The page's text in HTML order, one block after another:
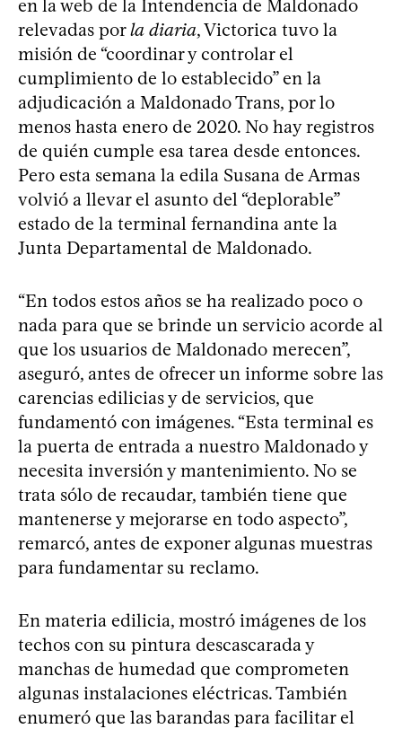
en la web de la Intendencia de Maldonado
relevadas porla diaria, Victorica tuvo la
misión de “coordinar y controlar el
cumplimiento de lo establecido” en la
adjudicación a Maldonado Trans, por lo
menos hasta enero de 2020. No hay registros
de quién cumple esa tarea desde entonces.
Pero esta semana la edila Susana de Armas
volvió a llevar el asunto del “deplorable”
estado de la terminal fernandina ante la
Junta Departamental de Maldonado.
“En todos estos años se ha realizado poco o
nada para que se brinde un servicio acorde al
que los usuarios de Maldonado merecen”,
aseguró, antes de ofrecer un informe sobre las
carencias edilicias y de servicios, que
fundamentó con imágenes. “Esta terminal es
la puerta de entrada a nuestro Maldonado y
necesita inversión y mantenimiento. No se
trata sólo de recaudar, también tiene que
mantenerse y mejorarse en todo aspecto”,
remarcó, antes de exponer algunas muestras
para fundamentar su reclamo.
En materia edilicia, mostró imágenes de los
techos con su pintura descascarada y
manchas de humedad que comprometen
algunas instalaciones eléctricas. También
enumeró que las barandas para facilitar el